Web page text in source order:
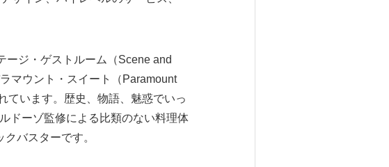
ージ・ゲストルーム（Scene and
マウント・スイート（Paramount
ています。歴史、物語、魅惑でいっ
ドーゾ監修による比類のない料理体
バスターです。